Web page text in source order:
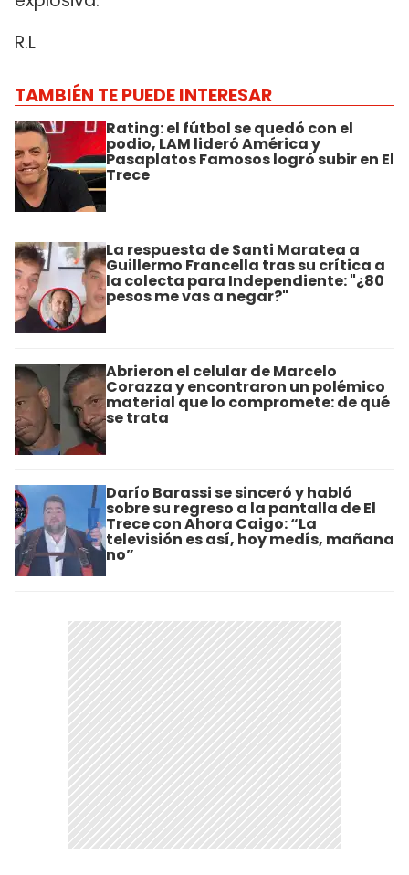
R.L
TAMBIÉN TE PUEDE INTERESAR
Rating: el fútbol se quedó con el
podio, LAM lideró América y
Pasaplatos Famosos logró subir en El
Trece
La respuesta de Santi Maratea a
Guillermo Francella tras su crítica a
la colecta para Independiente: "¿80
pesos me vas a negar?"
Abrieron el celular de Marcelo
Corazza y encontraron un polémico
material que lo compromete: de qué
se trata
Darío Barassi se sinceró y habló
sobre su regreso a la pantalla de El
Trece con Ahora Caigo: “La
televisión es así, hoy medís, mañana
no”